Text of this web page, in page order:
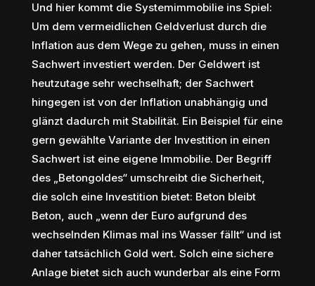
Und hier kommt die Systemimmobilie ins Spiel:
Um dem vermeidlichen Geldverlust durch die
Inflation aus dem Wege zu gehen, muss in einen
Sachwert investiert werden. Der Geldwert ist
heutzutage sehr wechselhaft; der Sachwert
hingegen ist von der Inflation unabhängig und
glänzt dadurch mit Stabilität. Ein Beispiel für eine
gern gewählte Variante der Investition in einen
Sachwert ist eine eigene Immobilie. Der Begriff
des „Betongoldes“ umschreibt die Sicherheit,
die solch eine Investition bietet: Beton bleibt
Beton, auch „wenn der Euro aufgrund des
wechselnden Klimas mal ins Wasser fällt“ und ist
daher tatsächlich Gold wert. Solch eine sichere
Anlage bietet sich auch wunderbar als eine Form